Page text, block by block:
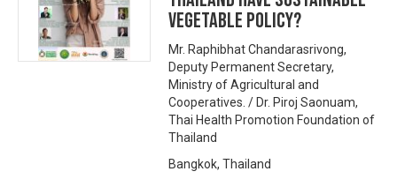
vegetable policy?
Mr. Raphibhat Chandarasrivong,
Deputy Permanent Secretary,
Ministry of Agricultural and
Cooperatives. / Dr. Piroj Saonuam,
Thai Health Promotion Foundation of
Thailand
Bangkok, Thailand